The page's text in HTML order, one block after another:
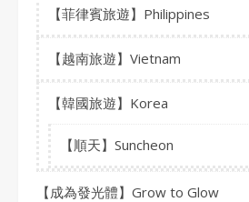
【菲律賓旅遊】Philippines
【越南旅遊】Vietnam
【韓國旅遊】Korea
【順天】Suncheon
【成為發光體】Grow to Glow